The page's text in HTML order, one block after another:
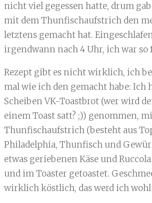
nicht viel gegessen hatte, drum
mit dem Thunfischaufstrich den
letztens gemacht hat.
irgendwann nach 4 Uhr, ich war so
Rezept gibt es nicht wirklich, ich
mal wie ich den gemacht habe: Ich
Scheiben VK-Toastbrot (wer wird
einem Toast satt? ;)) genommen,
Thunfischaufstrich (besteht aus
Philadelphia, Thunfisch und
etwas geriebenen Käse und
und im Toaster getoastet.
wirklich köstlich, das werd ich